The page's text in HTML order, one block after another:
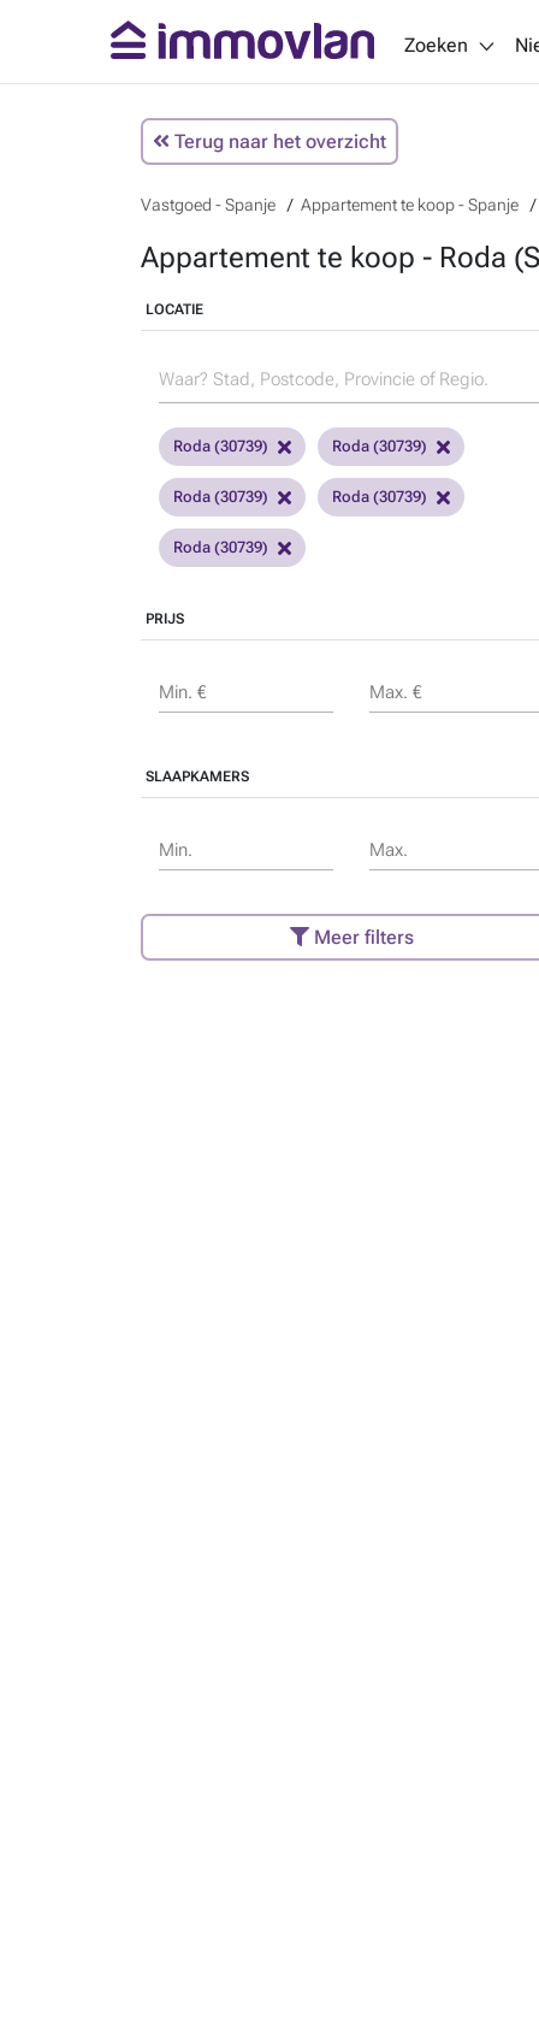
Zoeken
Terug naar het overzicht
Vastgoed - Spanje Appartement te koop - Spanje
Appartement te koop - Roda
LOCATIE
Roda (30739) Roda (30739)
Roda (30739) Roda (30739)
Roda (30739)
PRIJS
Min. € Max. €
SLAAPKAMERS
Min. Max.
Meer filters